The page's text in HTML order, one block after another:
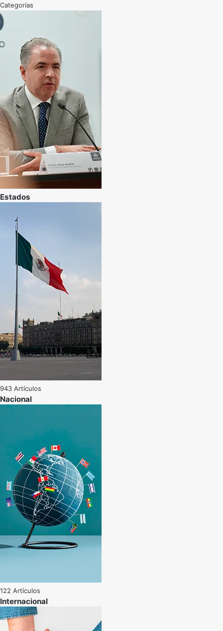
Categorías
Estados
943 Artículos
Nacional
122 Artículos
Internacional